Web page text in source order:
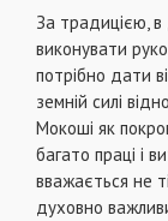
За традицією,
виконувати
потрібно дати
земній силі
Мокоші як
багато праці і
вважається не
духовно